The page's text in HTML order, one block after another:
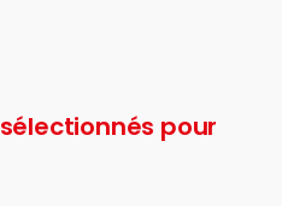
sélectionnés pour